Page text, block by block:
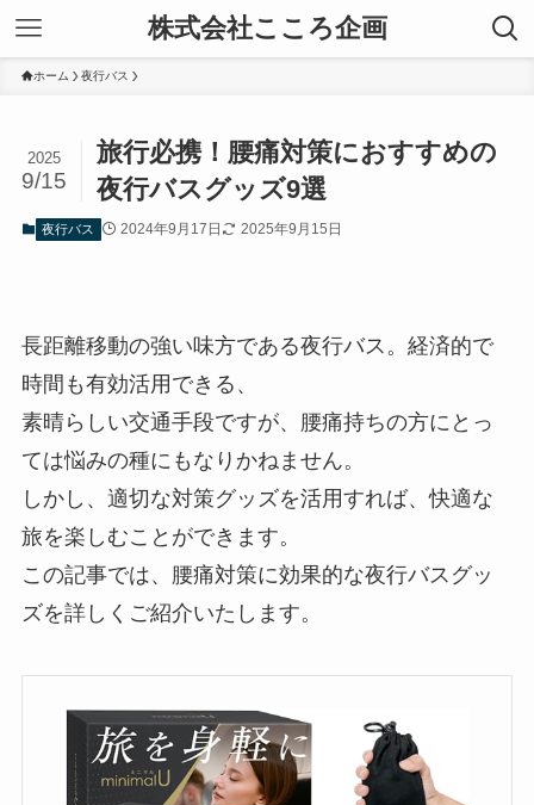
株式会社こころ企画
ホーム 夜行バス
旅行必携！腰痛対策におすすめの
夜行バスグッズ9選
2025
9/15
夜行バス 2024年9月17日 2025年9月15日
長距離移動の強い味方である夜行バス。経済的で
時間も有効活用できる、
素晴らしい交通手段ですが、腰痛持ちの方にとっ
ては悩みの種にもなりかねません。
しかし、適切な対策グッズを活用すれば、快適な
旅を楽しむことができます。
この記事では、腰痛対策に効果的な夜行バスグッ
ズを詳しくご紹介いたします。